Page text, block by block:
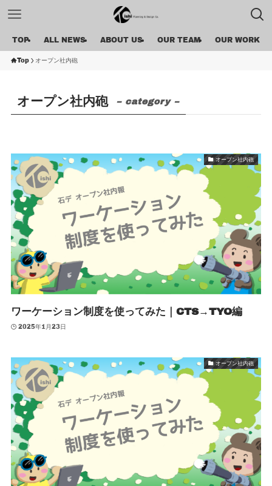
TOP ALL NEWS ABOUT US OUR TEAM OUR WORK
Top オープン社内砲
オープン社内砲 – category –
オープン社内砲
ワーケーション制度を使ってみた｜CTS→TYO編
2025年1月23日
オープン社内砲